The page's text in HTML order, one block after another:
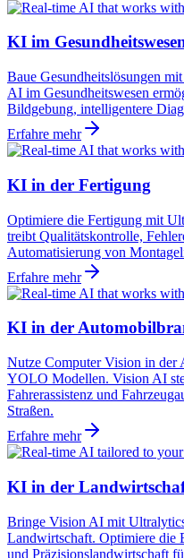
KI im
Baue Gesundheitslösungen
AI im Gesundheitswesen
Bildgebung, intelligentere
Erfahre mehr
KI in der Fertigung
Optimiere die Fertigung mit
treibt Qualitätskontrolle,
Automatisierung von
Erfahre mehr
KI in der
Nutze Computer Vision in
YOLO Modellen. Vision AI
Fahrerassistenz und
Straßen.
Erfahre mehr
KI in der
Bringe Vision AI mit
Landwirtschaft. Optimiere die
und Präzisionslandwirtschaft